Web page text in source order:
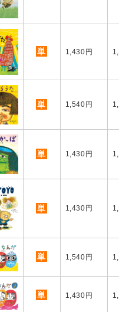
単 1,430円
単 1,540円
単 1,430円
単 1,430円
単 1,540円
単 1,430円